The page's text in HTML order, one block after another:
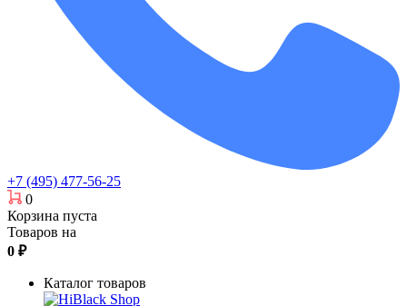
+7 (495) 477-56-25
0
Корзина пуста
Товаров на
0 ₽
Каталог товаров